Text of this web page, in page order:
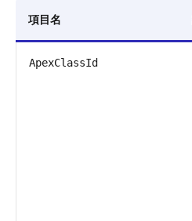
項目名
ApexClassId